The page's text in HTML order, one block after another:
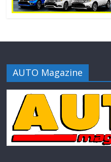
AUTO Magazine